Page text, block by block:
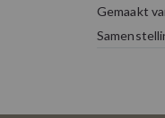
Gemaakt